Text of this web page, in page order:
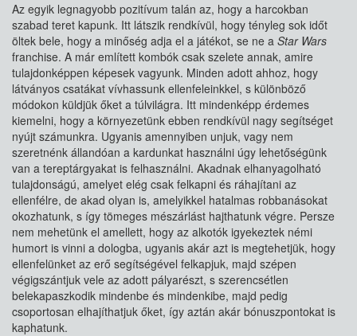
Az egyik legnagyobb pozitívum talán az, hogy a harcokban
szabad teret kapunk. Itt látszik rendkívül, hogy tényleg sok időt
öltek bele, hogy a minőség adja el a játékot, se ne a Star Wars
franchise. A már említett kombók csak szelete annak, amire
tulajdonképpen képesek vagyunk. Minden adott ahhoz, hogy
látványos csatákat vívhassunk ellenfeleinkkel, s különböző
módokon küldjük őket a túlvilágra. Itt mindenképp érdemes
kiemelni, hogy a környezetünk ebben rendkívül nagy segítséget
nyújt számunkra. Ugyanis amennyiben unjuk, vagy nem
szeretnénk állandóan a kardunkat használni úgy lehetőségünk
van a tereptárgyakat is felhasználni. Akadnak elhanyagolható
tulajdonságú, amelyet elég csak felkapni és ráhajítani az
ellenfélre, de akad olyan is, amelyikkel hatalmas robbanásokat
okozhatunk, s így tömeges mészárlást hajthatunk végre. Persze
nem mehetünk el amellett, hogy az alkotók igyekeztek némi
humort is vinni a dologba, ugyanis akár azt is megtehetjük, hogy
ellenfelünket az erő segítségével felkapjuk, majd szépen
végigszántjuk vele az adott pályarészt, s szerencsétlen
belekapaszkodik mindenbe és mindenkibe, majd pedig
csoportosan elhajíthatjuk őket, így aztán akár bónuszpontokat is
kaphatunk.